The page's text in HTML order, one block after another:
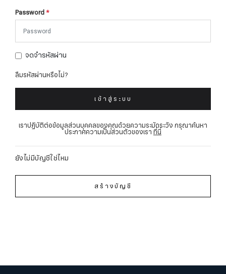
Password*
จดจำรหัสผ่าน
ลืมรหัสผ่านหรือไม่?
เข้าสู่ระบบ
เราปฏิบัติต่อข้อมูลส่วนบุคคลของคุณด้วยความระมัดระวัง กรุณาค้นหา
ประกาศความเป็นส่วนตัวของเรา ที่นี่
ยังไม่มีบัญชีใช่ไหม
สร้างบัญชี